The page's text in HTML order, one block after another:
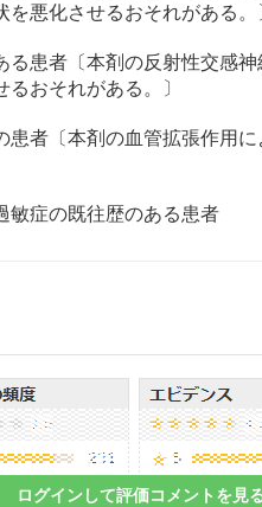
悪化させるおそれがある。
る患者〔本剤の反射性交感
るおそれがある。〕
患者〔本剤の血管拡張作用
敏症の既往歴のある患者
として、最初は、通常成人1
がら漸次増量する。維持量
〜200mgである。
より適宜増減する。
ログインして評価コメントを見